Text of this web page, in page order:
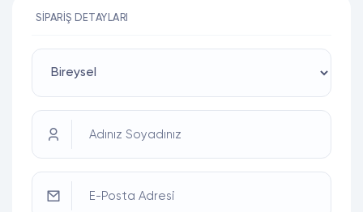
SIPARIŞ DETAYLARI
Adınız Soyadınız
E-Posta Adresi